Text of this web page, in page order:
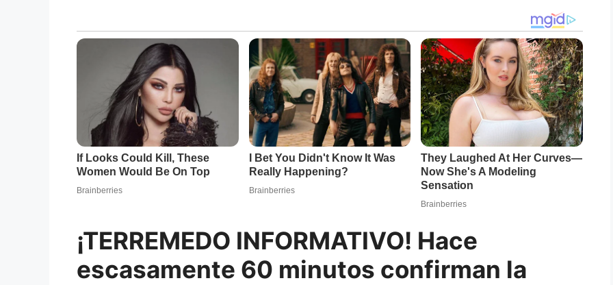
¡TERREMEDO INFORMATIVO! Hace
escasamente 60 minutos confirman la